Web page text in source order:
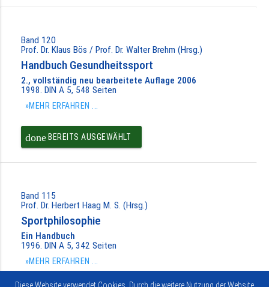
Band 120
Prof. Dr. Klaus Bös / Prof. Dr. Walter Brehm (Hrsg.)
Handbuch Gesundheitssport
2., vollständig neu bearbeitete Auflage 2006
1998. DIN A 5, 548 Seiten
»MEHR ERFAHREN ...
doneBEREITS AUSGEWÄHLT
Band 115
Prof. Dr. Herbert Haag M. S. (Hrsg.)
Sportphilosophie
Ein Handbuch
1996. DIN A 5, 342 Seiten
»MEHR ERFAHREN ...